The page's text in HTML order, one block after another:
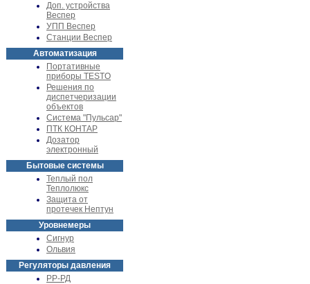
Доп. устройства
Веспер
УПП Веспер
Станции Веспер
Автоматизация
Портативные
приборы TESTO
Решения по
диспетчеризации
объектов
Система "Пульсар"
ПТК КОНТАР
Дозатор
электронный
Бытовые системы
Теплый пол
Теплолюкс
Защита от
протечек Нептун
Уровнемеры
Сигнур
Ольвия
Регуляторы давления
РР-РД